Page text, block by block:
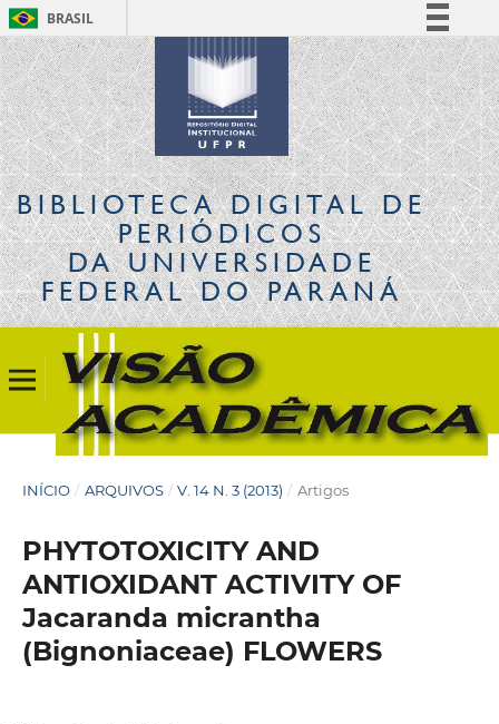
BRASIL
Simplifique!
Comunica BR
Participe
Acesso à informação
Legislação
Canais
BIBLIOTECA DIGITALDE
PERIÓDICOS
DA UNIVERSIDADE
FEDERAL DO PARANÁ
INÍCIO / ARQUIVOS / V. 14 N. 3 (2013) / Artigos
PHYTOTOXICITY AND
ANTIOXIDANT ACTIVITY OF
Jacaranda micrantha
(Bignoniaceae) FLOWERS